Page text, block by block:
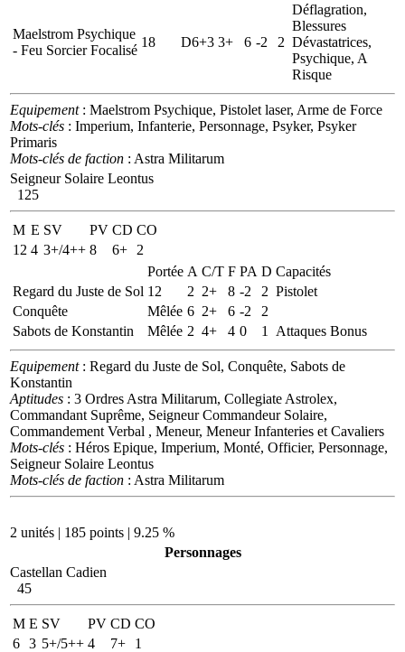
Maelstrom Psychique
- Feu Sorcier Focalisé
18 D6+3 3+ 6 -2 2
Déflagration,
Blessures
Dévastatrices,
Psychique, A
Risque
Equipement: Maelstrom Psychique, Pistolet laser, Arme de Force
Mots-clés : Imperium, Infanterie, Personnage, Psyker, Psyker
Primaris
Mots-clés de faction : Astra Militarum
Seigneur Solaire Leontus
125
M E SV PV CD CO
12 4 3+/4++ 8 6+
2
Portée A C/T F PA D Capacités
Regard du Juste de Sol 12 2 2+ 8 -2 2 Pistolet
Conquête
Mêlée 6 2+ 6 -2
2
Sabots de Konstantin
Mêlée 2 4+ 4 0 1 Attaques Bonus
Equipement: Regard du Juste de Sol, Conquête, Sabots de
Konstantin
Aptitudes : 3 Ordres Astra Militarum, Collegiate Astrolex,
Commandant Suprême, Seigneur Commandeur Solaire,
Commandement Verbal , Meneur, Meneur Infanteries et Cavaliers
Mots-clés : Héros Epique, Imperium, Monté, Officier, Personnage,
Seigneur Solaire Leontus
Mots-clés de faction : Astra Militarum
2 unités | 185 points | 9.25 %
Personnages
Castellan Cadien
45
M E SV PV CD CO
6 3 5+/5++ 4 7+
1